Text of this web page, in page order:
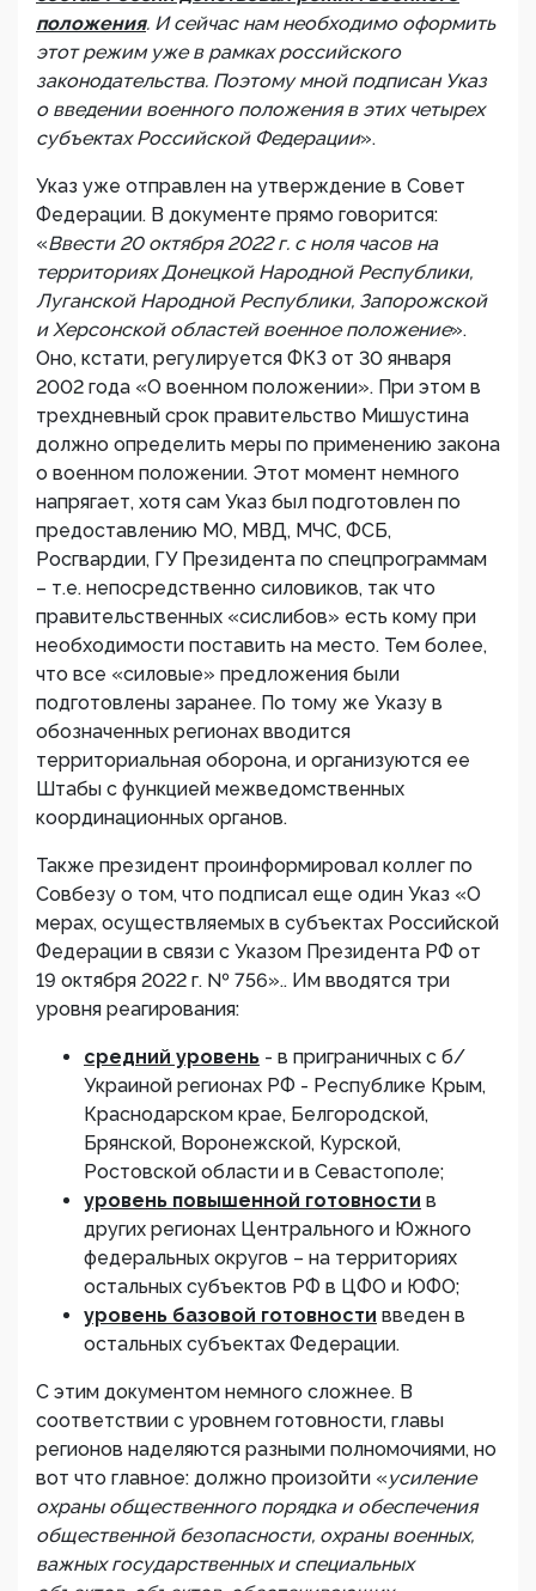
положения. И сейчас нам необходимо оформить
этот режим уже в рамках российского
законодательства. Поэтому мной подписан Указ
о введении военного положения в этих четырех
субъектах Российской Федерации».
Указ уже отправлен на утверждение в Совет
Федерации. В документе прямо говорится:
«Ввести 20 октября 2022 г. с ноля часов на
территориях Донецкой Народной Республики,
Луганской Народной Республики, Запорожской
и Херсонской областей военное положение».
Оно, кстати, регулируется ФКЗ от 30 января
2002 года «О военном положении». При этом в
трехдневный срок правительство Мишустина
должно определить меры по применению закона
о военном положении. Этот момент немного
напрягает, хотя сам Указ был подготовлен по
предоставлению МО, МВД, МЧС, ФСБ,
Росгвардии, ГУ Президента по спецпрограммам
– т.е. непосредственно силовиков, так что
правительственных «сислибов» есть кому при
необходимости поставить на место. Тем более,
что все «силовые» предложения были
подготовлены заранее. По тому же Указу в
обозначенных регионах вводится
территориальная оборона, и организуются ее
Штабы с функцией межведомственных
координационных органов.
Также президент проинформировал коллег по
Совбезу о том, что подписал еще один Указ «О
мерах, осуществляемых в субъектах Российской
Федерации в связи с Указом Президента РФ от
19 октября 2022 г. № 756».. Им вводятся три
уровня реагирования:
средний уровень - в приграничных с б/
Украиной регионах РФ - Республике Крым,
Краснодарском крае, Белгородской,
Брянской, Воронежской, Курской,
Ростовской области и в Севастополе;
уровень повышенной готовности в
других регионах Центрального и Южного
федеральных округов – на территориях
остальных субъектов РФ в ЦФО и ЮФО;
уровень базовой готовности введен в
остальных субъектах Федерации.
С этим документом немного сложнее. В
соответствии с уровнем готовности, главы
регионов наделяются разными полномочиями, но
вот что главное: должно произойти «усиление
охраны общественного порядка и обеспечения
общественной безопасности, охраны военных,
важных государственных и специальных